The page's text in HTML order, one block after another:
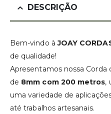
DESCRIÇÃO
Bem-vindo àJOAY
de qualidade!
Apresentamos nossa Corda
de 8mm com 200 metros,
uma variedade de
até trabalhos artesanais.